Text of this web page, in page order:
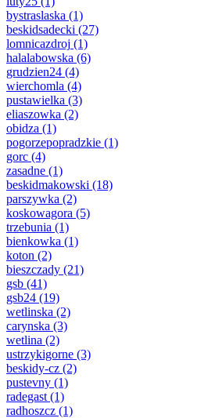
bystraslaska (1)
beskidsadecki (27)
lomnicazdroj (1)
halalabowska (6)
grudzien24 (4)
wierchomla (4)
pustawielka (3)
eliaszowka (2)
obidza (1)
pogorzepopradzkie (1)
gorc (4)
zasadne (1)
beskidmakowski (18)
parszywka (2)
koskowagora (5)
trzebunia (1)
bienkowka (1)
koton (2)
bieszczady (21)
gsb (41)
gsb24 (19)
wetlinska (2)
carynska (3)
wetlina (2)
ustrzykigorne (3)
beskidy-cz (2)
pustevny (1)
radegast (1)
radhoszcz (1)